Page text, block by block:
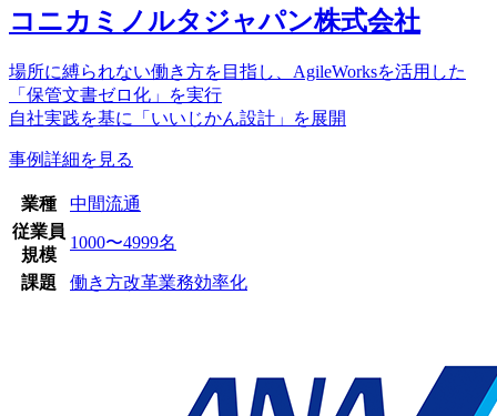
コニカミノルタジャパン株式会社
場所に縛られない働き方を目指し、AgileWorksを活用した
「保管文書ゼロ化」を実行
自社実践を基に「いいじかん設計」を展開
事例詳細を見る
業種
中間流通
従業員
規模
1000〜4999名
課題 働き方改革業務効率化